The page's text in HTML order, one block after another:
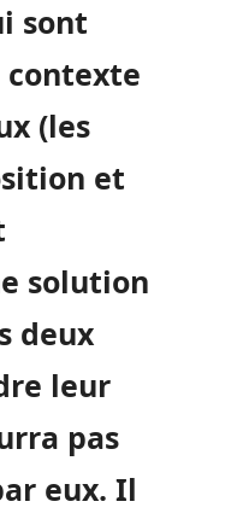
sont
contexte
(les
et
solution
deux
leur
pas
eux. Il